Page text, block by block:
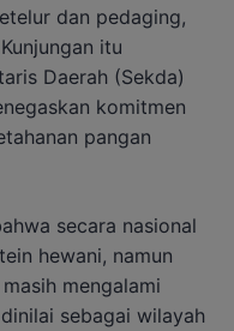
dan pedaging,
itu
Daerah (Sekda)
komitmen
pangan
secara nasional
hewani, namun
mengalami
sebagai wilayah